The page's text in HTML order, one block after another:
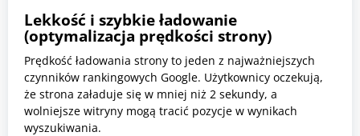
Lekkość i szybkie ładowanie
(optymalizacja prędkości strony)
Prędkość ładowania strony to jeden z najważniejszych
czynników rankingowych Google. Użytkownicy oczekują,
że strona załaduje się w mniej niż 2 sekundy, a
wolniejsze witryny mogą tracić pozycje w wynikach
wyszukiwania.